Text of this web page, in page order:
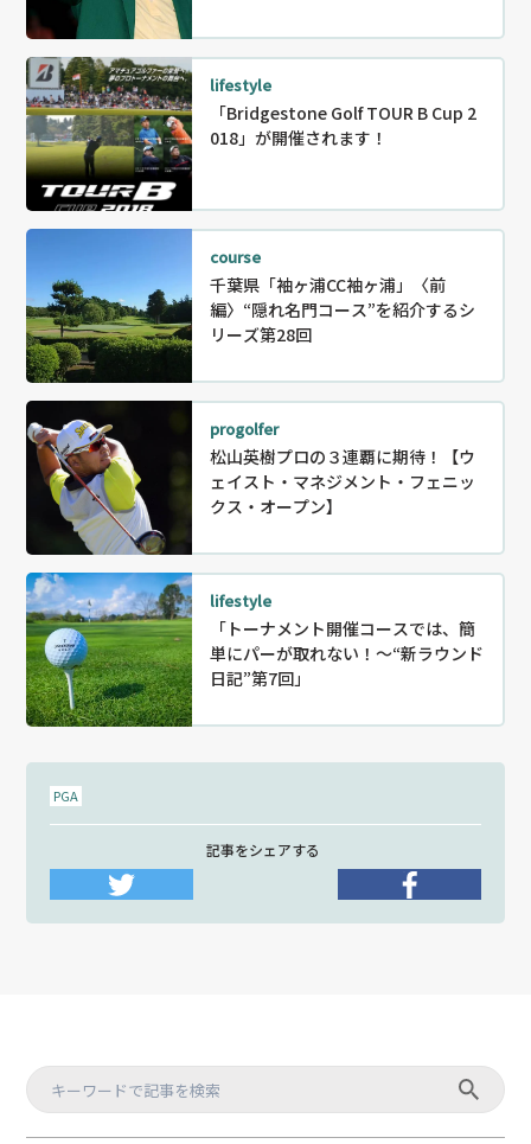
lifestyle
「Bridgestone Golf TOUR B Cup 2
018」が開催されます！
course
千葉県「袖ヶ浦CC袖ヶ浦」〈前
編〉“隠れ名門コース”を紹介するシ
リーズ第28回
progolfer
松山英樹プロの３連覇に期待！【ウ
ェイスト・マネジメント・フェニッ
クス・オープン】
lifestyle
「トーナメント開催コースでは、簡
単にパーが取れない！〜“新ラウンド
日記”第7回」
PGA
記事をシェアする